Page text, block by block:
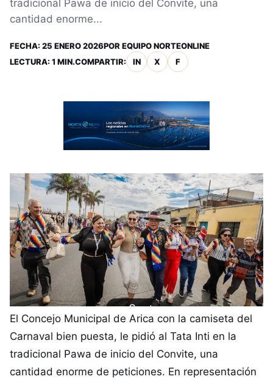
tradicional Pawa de inicio del Convite, una
cantidad enorme...
FECHA: 25 ENERO 2026POR EQUIPO NORTEONLINE
LECTURA: 1 MIN.COMPARTIR: IN X F
El Concejo Municipal de Arica con la camiseta del
Carnaval bien puesta, le pidió al Tata Inti en la
tradicional Pawa de inicio del Convite, una
cantidad enorme de peticiones. En representación